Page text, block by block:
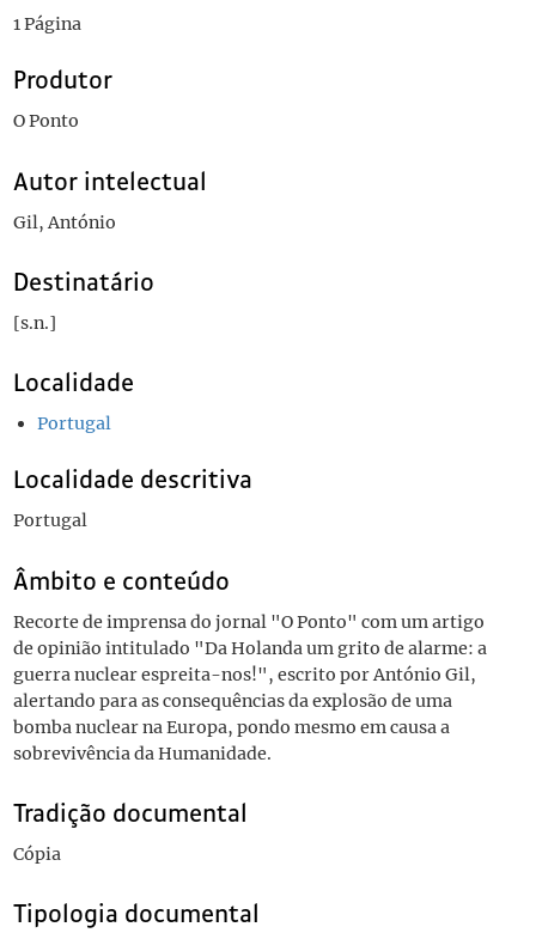
1 Página
Produtor
O Ponto
Autor intelectual
Gil, António
Destinatário
[s.n.]
Localidade
Portugal
Localidade descritiva
Portugal
Âmbito e conteúdo
Recorte de imprensa do jornal "O Ponto" com um artigo
de opinião intitulado "Da Holanda um grito de alarme: a
guerra nuclear espreita-nos!", escrito por António Gil,
alertando para as consequências da explosão de uma
bomba nuclear na Europa, pondo mesmo em causa a
sobrevivência da Humanidade.
Tradição documental
Cópia
Tipologia documental